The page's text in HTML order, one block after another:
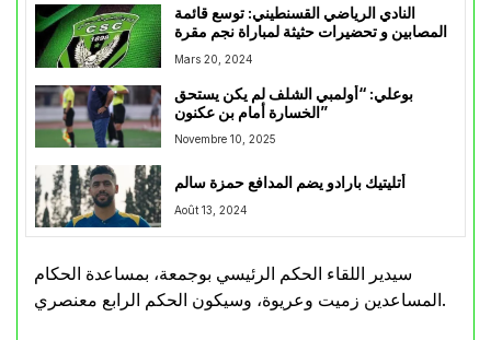
النادي الرياضي القسنطيني: توسع قائمة
المصابين و تحضيرات حثيثة لمباراة نجم مقرة
Mars 20, 2024
بوعلي: “أولمبي الشلف لم يكن يستحق
الخسارة أمام بن عكنون”
Novembre 10, 2025
أتليتيك بارادو يضم المدافع حمزة سالم
Août 13, 2024
سيدير اللقاء الحكم الرئيسي بوجمعة، بمساعدة الحكام
المساعدين زميت وعريوة، وسيكون الحكم الرابع معنصري.